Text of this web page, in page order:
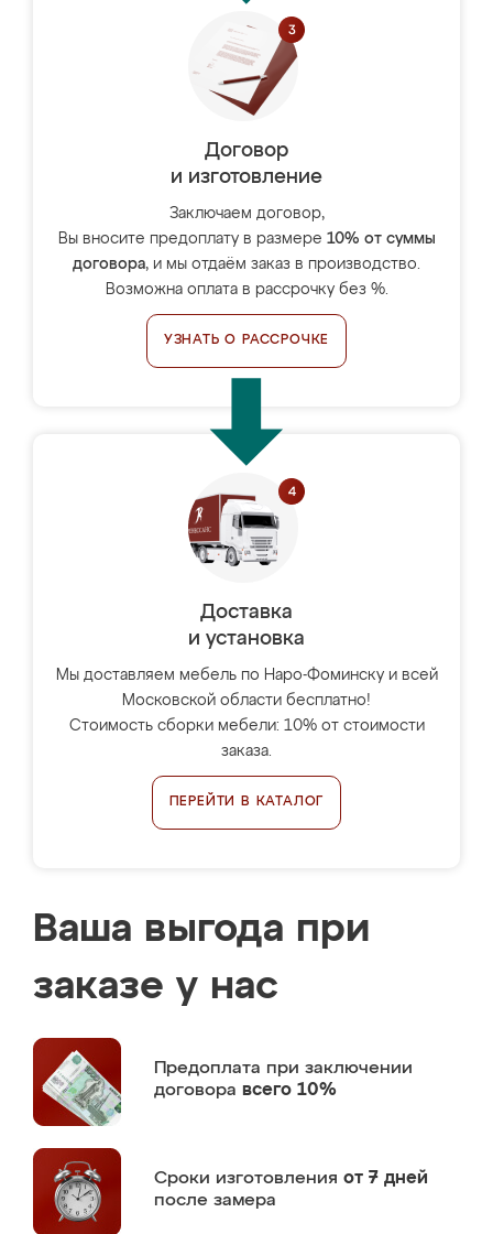
Договор
и изготовление
Заключаем договор,
Вы вносите предоплату в размере 10% от суммы
договора, и мы отдаём заказ в производство.
Возможна оплата в рассрочку без %.
УЗНАТЬ О РАССРОЧКЕ
Доставка
и установка
Мы доставляем мебель по Наро-Фоминску и всей
Московской области бесплатно!
Стоимость сборки мебели: 10% от стоимости
заказа.
ПЕРЕЙТИ В КАТАЛОГ
Ваша выгода при
заказе у нас
Предоплата при заключении
договора всего 10%
Сроки изготовления от 7 дней
после замера